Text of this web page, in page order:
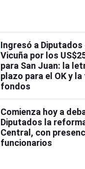
Ingresó a
Vicuña por los
para San Juan: la
plazo para el OK y
fondos
Comienza hoy a
Diputados la
Central, con
funcionarios